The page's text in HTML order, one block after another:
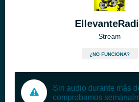
Stream
¿NO FUNCIONA?
Sin audio durante más
comprobamos